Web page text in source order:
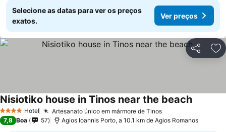
Selecione as datas para ver os preços
exatos.
Ver preços
Partilhar
4 EstrelasHotel Artesanato único em mármore de Tinos
Nisiotiko house in Tinos near the beach
7,8 Boa 57 Agios Ioannis Porto, a 10.1 km de Agios Romanos